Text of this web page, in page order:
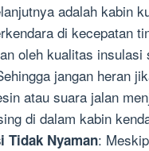
adalah kabin
di kecepatan
oleh kualitas insulasi
jangan heran
atau suara jalan
di dalam kabin
Tidak Nyaman: